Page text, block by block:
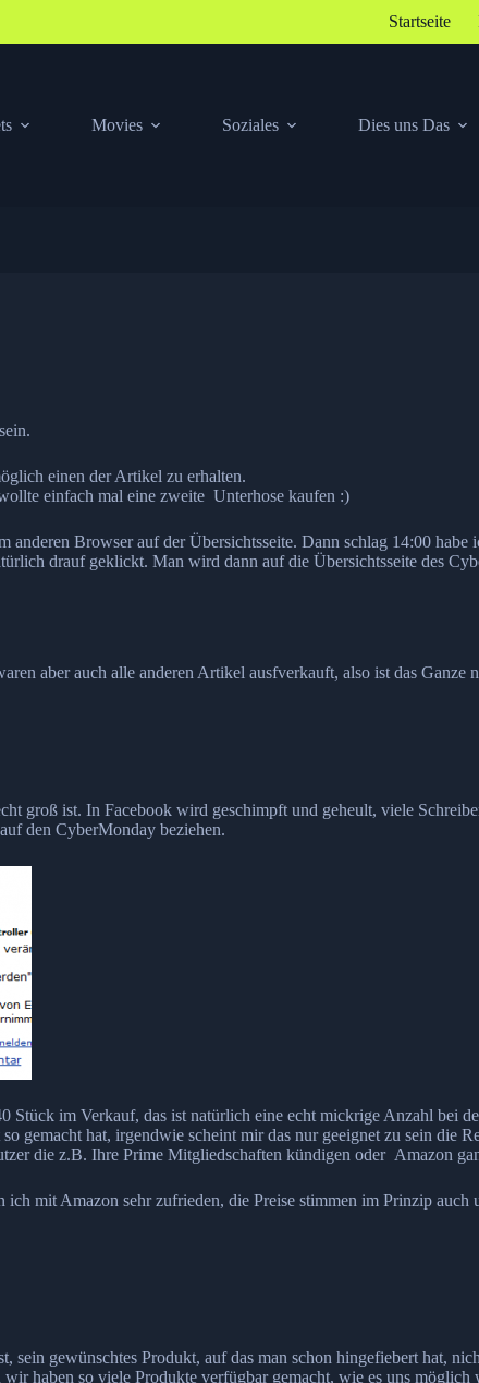
Startseite
Movies Soziales
Dies uns Das
einen der Artikel zu erhalten.
einfach mal eine zweite Unterhose kaufen :)
Browser auf der Übersichtsseite. Dann schlag 14:00 habe
drauf geklickt. Man wird dann auf die Übersichtsseite des
aber auch alle anderen Artikel ausfverkauft, also ist das Ganze
groß ist. In Facebook wird geschimpft und geheult, viele
den CyberMonday beziehen.
Stück im Verkauf, das ist natürlich eine echt mickrige Anzahl bei
gemacht hat, irgendwie scheint mir das nur geeignet zu sein die
die z.B. Ihre Prime Mitgliedschaften kündigen oder Amazon
mit Amazon sehr zufrieden, die Preise stimmen im Prinzip auch
sein gewünschtes Produkt, auf das man schon hingefiebert hat,
haben so viele Produkte verfügbar gemacht, wie es uns möglich